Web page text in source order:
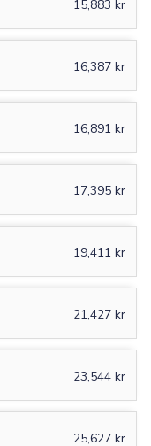
15,883 kr
16,387 kr
16,891 kr
17,395 kr
19,411 kr
21,427 kr
23,544 kr
25,627 kr